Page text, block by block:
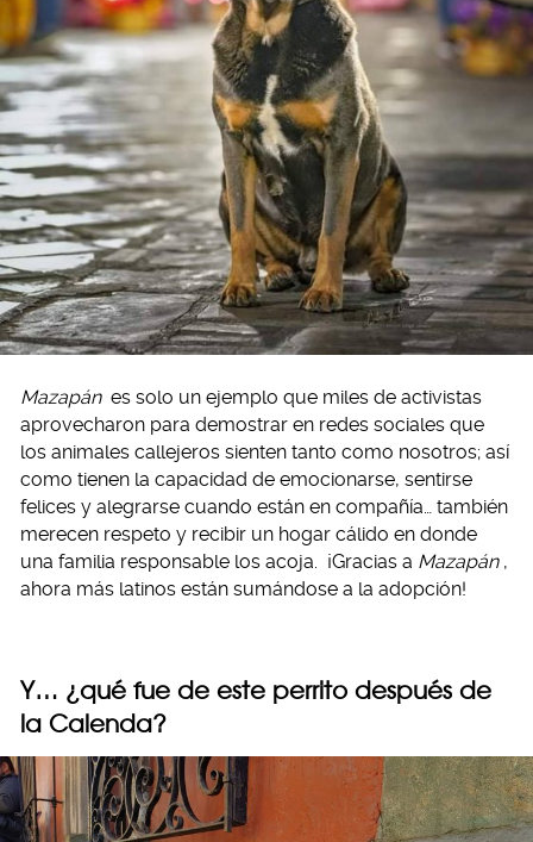
Mazapán es solo un ejemplo que miles de activistas
aprovecharon para demostrar en redes sociales que
los animales callejeros sienten tanto como nosotros; así
como tienen la capacidad de emocionarse, sentirse
felices y alegrarse cuando están en compañía… también
merecen respeto y recibir un hogar cálido en donde
una familia responsable los acoja. ¡Gracias a Mazapán ,
ahora más latinos están sumándose a la adopción!
Y… ¿qué fue de este perrito después de
la Calenda?